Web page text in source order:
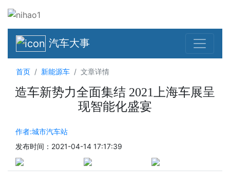
汽车大事
首页 新能源车 文章详情
造车新势力全面集结 2021上海车展呈
现智能化盛宴
作者:城市汽车站
发布时间：2021-04-14 17:17:39